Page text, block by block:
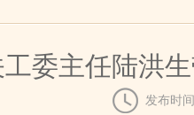
委主任陆洪
发布时